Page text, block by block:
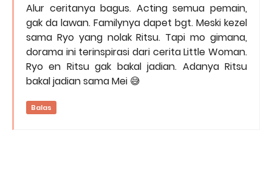
Alur ceritanya bagus. Acting semua pemain,
gak da lawan. Familynya dapet bgt. Meski kezel
sama Ryo yang nolak Ritsu. Tapi mo gimana,
dorama ini terinspirasi dari cerita Little Woman.
Ryo en Ritsu gak bakal jadian. Adanya Ritsu
bakal jadian sama Mei 😅
Balas